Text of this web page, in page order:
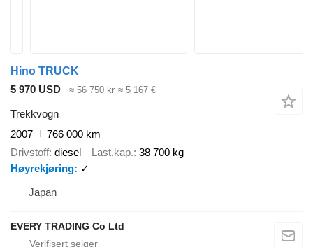
Hino TRUCK
5 970 USD
≈ 56 750 kr ≈ 5 167 €
Trekkvogn
2007
766 000 km
Drivstoff diesel Last.kap. 38 700 kg
Høyrekjøring
✓
Japan
EVERY TRADING Co Ltd